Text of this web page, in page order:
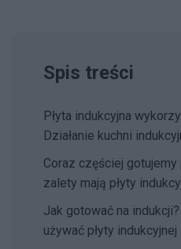
Spis treści
Płyta indukcyjna
Działanie kuchni
Coraz częściej gotujemy
zalety mają płyty
Jak gotować na
używać płyty indukcyjnej